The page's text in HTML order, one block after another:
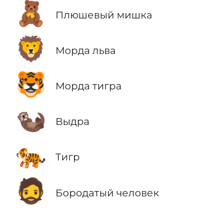
🧸 Плюшевый мишка
🦁 Морда льва
🐯 Морда тигра
🦦 Выдра
🐅 Тигр
🧔 Бородатый человек